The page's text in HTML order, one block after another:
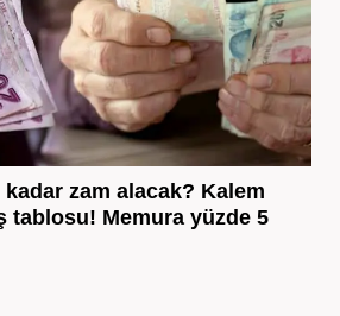
zam alacak? Kalem
tablosu! Memura yüzde 5